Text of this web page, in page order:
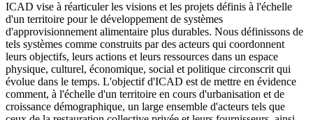
ICAD vise à réarticuler les visions et les projets définis à l'échelle
d'un territoire pour le développement de systèmes
d'approvisionnement alimentaire plus durables. Nous définissons de
tels systèmes comme construits par des acteurs qui coordonnent
leurs objectifs, leurs actions et leurs ressources dans un espace
physique, culturel, économique, social et politique circonscrit qui
évolue dans le temps. L'objectif d'ICAD est de mettre en évidence
comment, à l'échelle d'un territoire en cours d'urbanisation et de
croissance démographique, un large ensemble d'acteurs tels que